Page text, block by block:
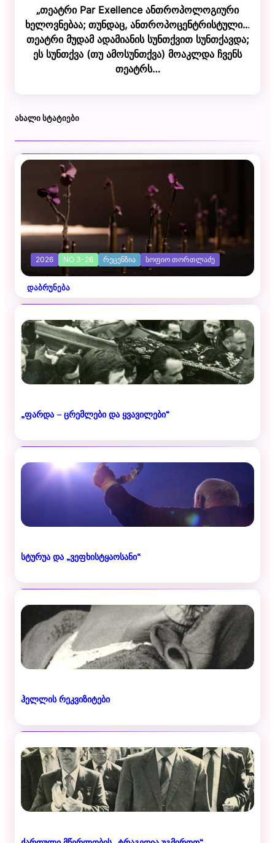
„თეატრი Par Exellence ანთროპოლოგიური
ხელოვნებაა; თუნდაც, ანთროპოცენტრისტული...
თეატრი მუდამ ადამიანის სუნთქვით სუნთქავდა;
ეს სუნთქვა (თუ ამოსუნთქვა) მოაკლდა ჩვენს
თეატრს…
ᲐᲮᲐᲚᲘ ᲡᲢᲐᲢᲘᲔᲑᲘ
2026 NO 3-26 ᲠᲔᲪᲔᲜᲖᲘᲐ ᲡᲝᲤᲘᲝ ᲗᲝᲠᲗᲚᲐᲫᲔ
დაბრუნება
„ფარდა – ცრემლები და ყვავილები“
სტურუა და „ვეფხისტყაოსანი“
ჰელლის რეკვიზიტები